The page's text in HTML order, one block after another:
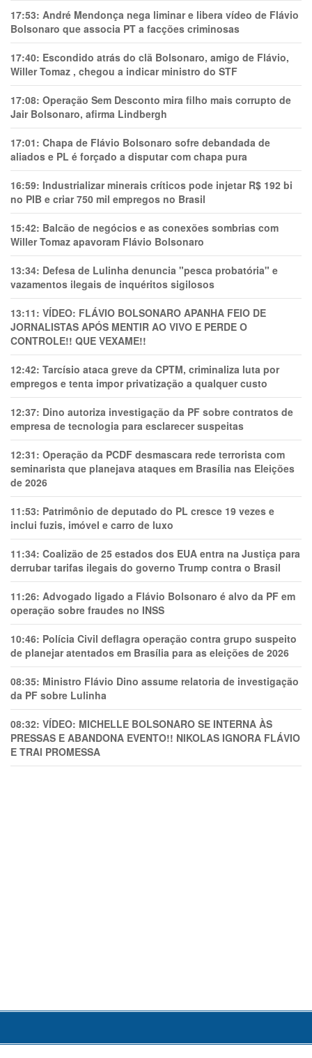
17:53: André Mendonça nega liminar e libera vídeo de Flávio
Bolsonaro que associa PT a facções criminosas
17:40: Escondido atrás do clã Bolsonaro, amigo de Flávio,
Willer Tomaz , chegou a indicar ministro do STF
17:08: Operação Sem Desconto mira filho mais corrupto de
Jair Bolsonaro, afirma Lindbergh
17:01: Chapa de Flávio Bolsonaro sofre debandada de
aliados e PL é forçado a disputar com chapa pura
16:59: Industrializar minerais críticos pode injetar R$ 192 bi
no PIB e criar 750 mil empregos no Brasil
15:42: Balcão de negócios e as conexões sombrias com
Willer Tomaz apavoram Flávio Bolsonaro
13:34: Defesa de Lulinha denuncia "pesca probatória" e
vazamentos ilegais de inquéritos sigilosos
13:11: VÍDEO: FLÁVIO BOLSONARO APANHA FEIO DE
JORNALISTAS APÓS MENTIR AO VIVO E PERDE O
CONTROLE!! QUE VEXAME!!
12:42: Tarcísio ataca greve da CPTM, criminaliza luta por
empregos e tenta impor privatização a qualquer custo
12:37: Dino autoriza investigação da PF sobre contratos de
empresa de tecnologia para esclarecer suspeitas
12:31: Operação da PCDF desmascara rede terrorista com
seminarista que planejava ataques em Brasília nas Eleições
de 2026
11:53: Patrimônio de deputado do PL cresce 19 vezes e
inclui fuzis, imóvel e carro de luxo
11:34: Coalizão de 25 estados dos EUA entra na Justiça para
derrubar tarifas ilegais do governo Trump contra o Brasil
11:26: Advogado ligado a Flávio Bolsonaro é alvo da PF em
operação sobre fraudes no INSS
10:46: Polícia Civil deflagra operação contra grupo suspeito
de planejar atentados em Brasília para as eleições de 2026
08:35: Ministro Flávio Dino assume relatoria de investigação
da PF sobre Lulinha
08:32: VÍDEO: MICHELLE BOLSONARO SE INTERNA ÀS
PRESSAS E ABANDONA EVENTO!! NIKOLAS IGNORA FLÁVIO
E TRAl PROMESSA